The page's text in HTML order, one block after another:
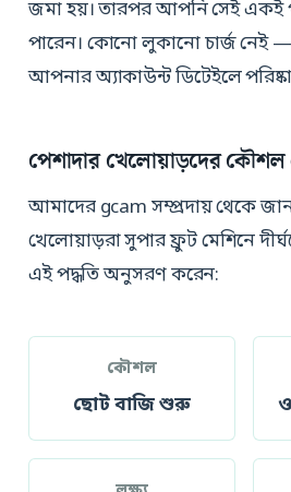
জমা হয়। তারপর আপনি সেই একই
পারেন। কোনো লুকানো চার্জ নেই —
আপনার অ্যাকাউন্ট ডিটেইলে
পেশাদার খেলোয়াড়দের
আমাদের gcam সম্প্রদায় থেকে
খেলোয়াড়রা সুপার ফ্রুট মেশিনে
এই পদ্ধতি অনুসরণ করেন:
কৌশল
ছোট বাজি শুরু